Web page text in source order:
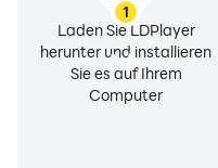
1
Laden Sie LDPlayer
herunter und installieren
Sie es auf Ihrem
Computer